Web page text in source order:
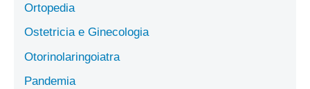
Ortopedia
Ostetricia e Ginecologia
Otorinolaringoiatra
Pandemia